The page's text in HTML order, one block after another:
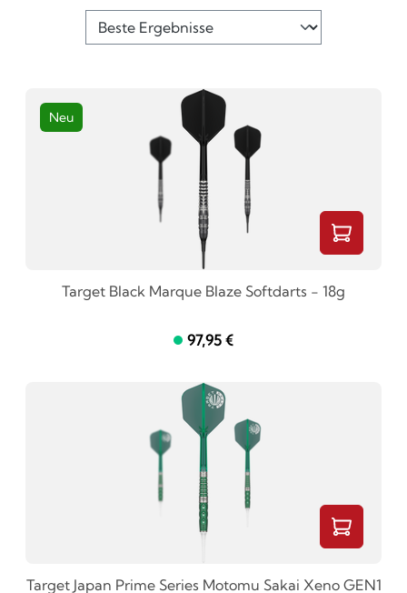
Neu
Target Black Marque Blaze Softdarts - 18g
97,95 €
Target Japan Prime Series Motomu Sakai Xeno GEN1